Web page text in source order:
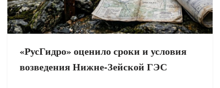
«РусГидро» оценило сроки и условия
возведения Нижне-Зейской ГЭС